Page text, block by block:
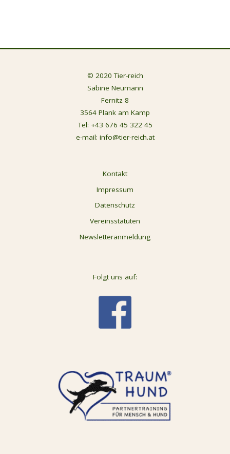
© 2020 Tier-reich
Sabine Neumann
Fernitz 8
3564 Plank am Kamp
Tel: +43 676 45 322 45
e-mail: info@tier-reich.at
Kontakt
Impressum
Datenschutz
Vereinsstatuten
Newsletteranmeldung
Folgt uns auf: